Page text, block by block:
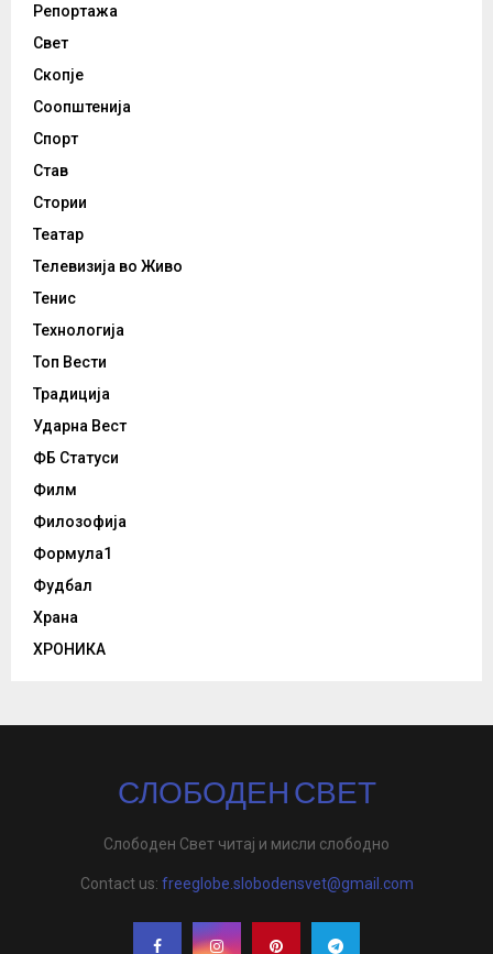
Репортажа
Свет
Скопје
Соопштенија
Спорт
Став
Стории
Театар
Телевизија во Живо
Тенис
Технологија
Топ Вести
Традиција
Ударна Вест
ФБ Статуси
Филм
Филозофија
Формула1
Фудбал
Храна
ХРОНИКА
СЛОБОДЕН СВЕТ
Слободен Свет читај и мисли слободно
Contact us: freeglobe.slobodensvet@gmail.com